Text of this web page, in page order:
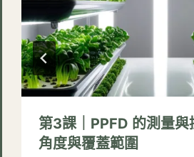
第3課｜PPFD 的測量與
角度與覆蓋範圍